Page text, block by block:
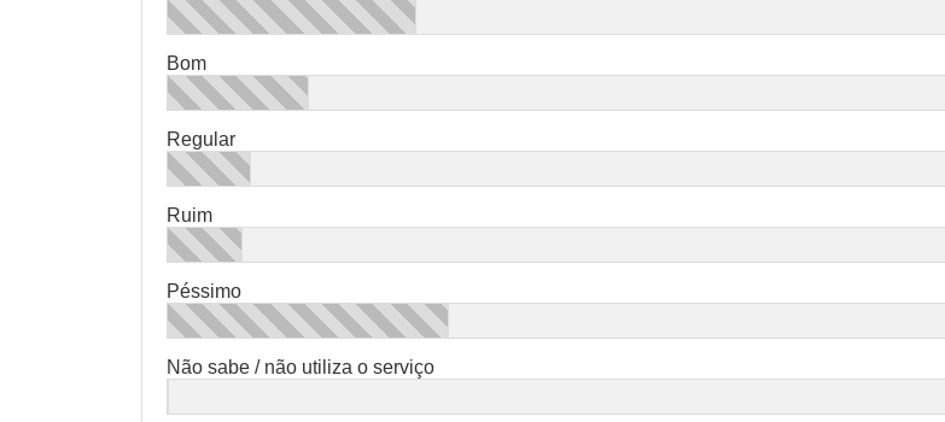
Bom
Regular
Ruim
Péssimo
Não sabe / não utiliza o serviço